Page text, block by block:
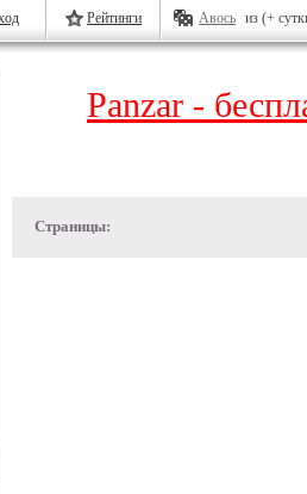
Рейтинги Авось из (+
Panzar -
Страницы: